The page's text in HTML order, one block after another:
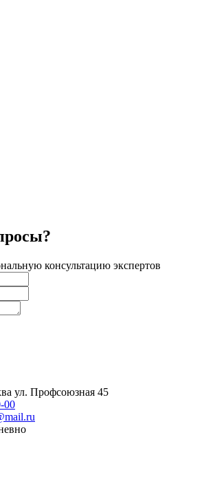
консультацию экспертов
ул. Профсоюзная 45
00